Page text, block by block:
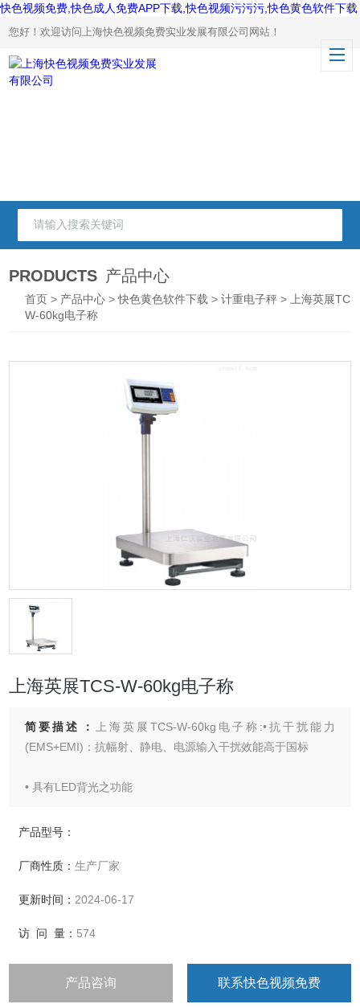
快色视频免费,快色成人免费APP下载,快色视频污污污,快色黄色软件下载
您好！欢迎访问上海快色视频免费实业发展有限公司网站！
PRODUCTS 产品中心
首页 > 产品中心 >快色黄色软件下载 >计重电子秤 > 上海英展
W-60kg电子称
上海英展TCS-W-60kg电子称
简要描述：
上海英展TCS-W-60kg电子称:•抗干扰能力
(EMS+EMI)：抗幅射、静电、电源输入干扰效能高于国标
• 具有LED背光之功能
• 选用含背光功能的大数字显示屏幕，清晰易读
• 具有重量或数量预设、简易计数、重量暂留、计重及百分比
• 具有重量累计，重量检校(High、Low、
• 具有自动更正、自动零点追踪、双重之过载保护之功能
产品型号：
厂商性质：生产厂家
更新时间： 2024-06-17
访 问 量： 574
产品咨询 联系快色视频免费